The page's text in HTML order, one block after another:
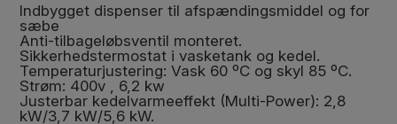
Indbygget dispenser til afspændingsmiddel og for
sæbe
Anti-tilbageløbsventil monteret.
Sikkerhedstermostat i vasketank og kedel.
Temperaturjustering: Vask 60 ºC og skyl 85 ºC.
Strøm: 400v , 6,2 kw
Justerbar kedelvarmeeffekt (Multi-Power): 2,8
kW/3,7 kW/5,6 kW.